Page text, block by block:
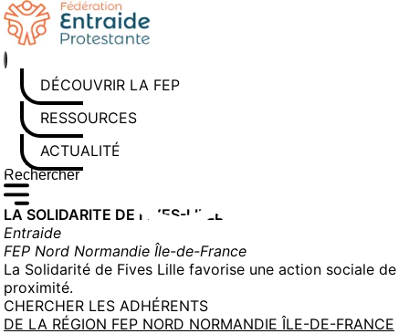
Aller
au
contenu
DÉCOUVRIR LA FEP
RESSOURCES
ACTUALITÉS
Rechercher sur le site
Saisissez au moins 3 caractères pour lancer la recherche
LA SOLIDARITE DE FIVES-LILLE
Entraide
FEP Nord Normandie Île-de-France
La Solidarité de Fives Lille favorise une action sociale de
proximité.
CHERCHER LES ADHÉRENTS
DE LA RÉGION FEP NORD NORMANDIE ÎLE-DE-FRANCE